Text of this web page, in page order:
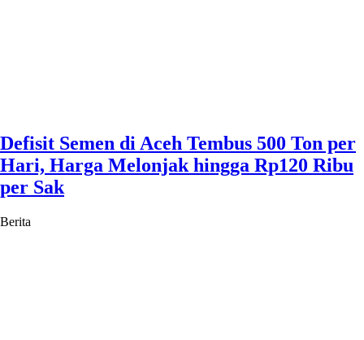
Defisit Semen di Aceh Tembus 500 Ton per
Hari, Harga Melonjak hingga Rp120 Ribu
per Sak
Berita